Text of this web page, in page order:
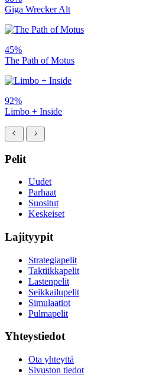
Giga Wrecker Alt
45%
The Path of Motus
92%
Limbo + Inside
Pelit
Uudet
Parhaat
Suositut
Keskeiset
Lajityypit
Strategiapelit
Taktiikkapelit
Lastenpelit
Seikkailupelit
Simulaatiot
Pulmapelit
Yhteystiedot
Ota yhteyttä
Sivuston tiedot